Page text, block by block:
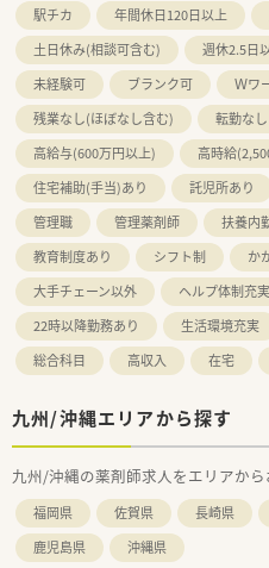
駅チカ 年間休日120日以上
土日休み(相談可含む)
週休2.5日
未経験可
ブランク可 Ｗワ
残業なし(ほぼなし含む)
転勤なし
高給与(600万円以上)
高時給
住宅補助(手当)あり
託児所あり
管理職
管理薬剤師 扶養内
教育制度あり
シフト制 か
大手チェーン以外
ヘルプ体制充実
22時以降勤務あり
生活環境充実
総合科目
高収入 在宅
九州/沖縄エリアから探す
九州/沖縄の薬剤師求人をエリアから
福岡県 佐賀県 長崎県
鹿児島県
沖縄県